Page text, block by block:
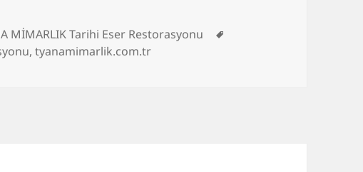
MİMARLIK Tarihi Eser Restorasyonu
,tyanamimarlik.com.tr